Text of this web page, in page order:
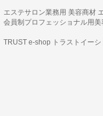
エステサロン業務用 美容商材
会員制プロフェッショナル用美
TRUST e-shop トラストイーシ